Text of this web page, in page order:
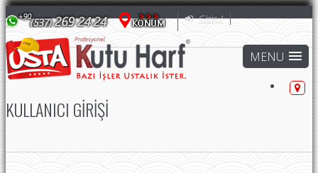
Giriş /
KULLANICI GIRIŞI